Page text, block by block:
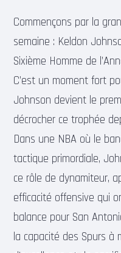
Commençons par la
semaine : Keldon
Sixième Homme de
C’est un moment fort
Johnson devient le
décrocher ce trophée
Dans une NBA où le
tactique primordiale,
ce rôle de dynamiteur,
efficacité offensive qui
balance pour San
la capacité des Spurs à